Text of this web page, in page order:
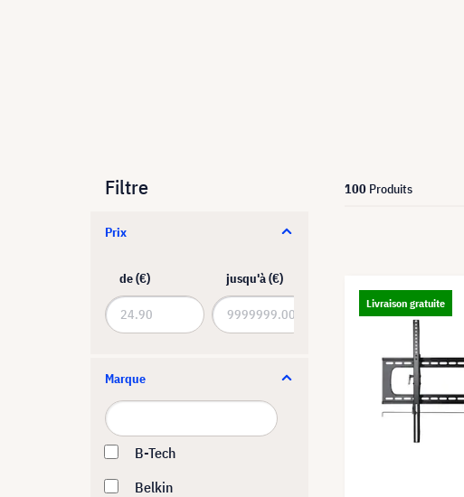
Filtre
Prix
de (€) jusqu'à (€)
Marque
B-Tech
Belkin
100 Produits
Livraison gratuite